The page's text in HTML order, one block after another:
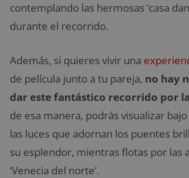
contemplando las hermosas ‘casa
durante el recorrido.
Además, si quieres vivir una
de película junto a tu pareja, no hay
dar este fantástico recorrido por
de esa manera, podrás visualizar
las luces que adornan los puentes
su esplendor, mientras flotas por las
‘Venecia del norte’.